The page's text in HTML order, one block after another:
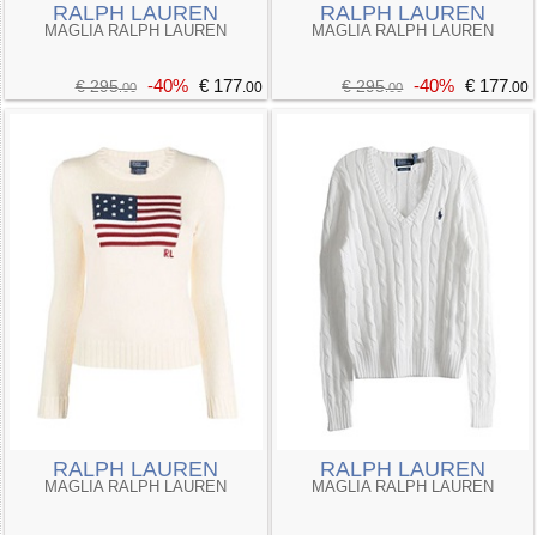
RALPH LAUREN
MAGLIA RALPH LAUREN
€ 295.00 -40% € 177.00
RALPH LAUREN
MAGLIA RALPH LAUREN
€ 295.00 -40% € 177.00
RALPH LAUREN
MAGLIA RALPH LAUREN
RALPH LAUREN
MAGLIA RALPH LAUREN